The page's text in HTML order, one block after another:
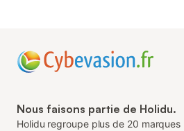
Nous faisons partie de Holidu.
Holidu regroupe plus de 20